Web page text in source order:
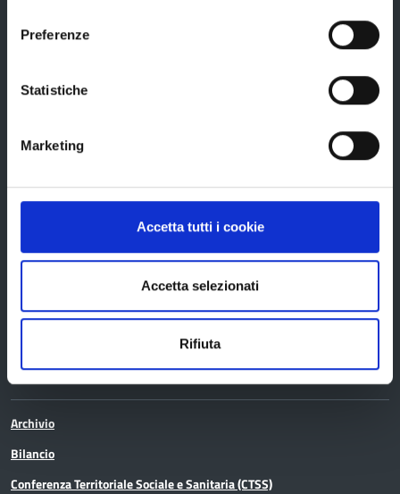
Preferenze
Statistiche
Marketing
Accetta tutti i cookie
Accetta selezionati
Rifiuta
Edifici e Parchi
Concorsi e selezioni
Aree tematiche
Archivio
Bilancio
Conferenza Territoriale Sociale e Sanitaria (CTSS)